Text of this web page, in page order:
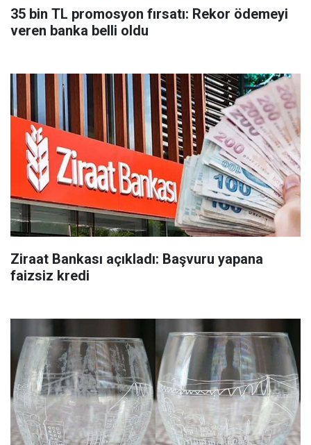
35 bin TL promosyon fırsatı: Rekor ödemeyi
veren banka belli oldu
Ziraat Bankası açıkladı: Başvuru yapana
faizsiz kredi